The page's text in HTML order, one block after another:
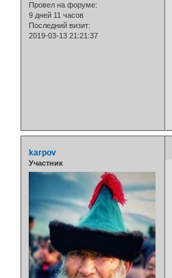
Провел на форуме:
9 дней 11 часов
Последний визит:
2019-03-13 21:21:37
karpov
Участник